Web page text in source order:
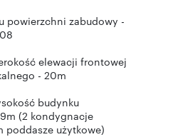
powierzchni zabudowy -
elewacji frontowej
- 20m
budynku
(2 kondygnacje
poddasze użytkowe)